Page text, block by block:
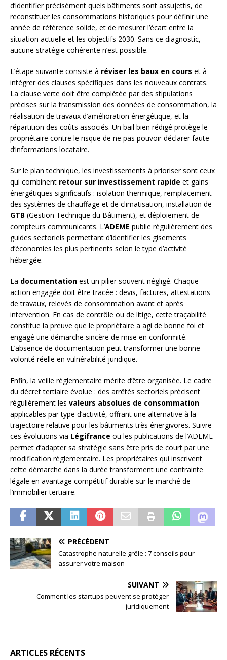
d’identifier précisément quels bâtiments sont assujettis, de
reconstituer les consommations historiques pour définir une
année de référence solide, et de mesurer l’écart entre la
situation actuelle et les objectifs 2030. Sans ce diagnostic,
aucune stratégie cohérente n’est possible.
L’étape suivante consiste à réviser les baux en cours et à
intégrer des clauses spécifiques dans les nouveaux contrats.
La clause verte doit être complétée par des stipulations
précises sur la transmission des données de consommation, la
réalisation de travaux d’amélioration énergétique, et la
répartition des coûts associés. Un bail bien rédigé protège le
propriétaire contre le risque de ne pas pouvoir déclarer faute
d’informations locataire.
Sur le plan technique, les investissements à prioriser sont ceux
qui combinent retour sur investissement rapide et gains
énergétiques significatifs : isolation thermique, remplacement
des systèmes de chauffage et de climatisation, installation de
GTB (Gestion Technique du Bâtiment), et déploiement de
compteurs communicants. L’ADEME publie régulièrement des
guides sectoriels permettant d’identifier les gisements
d’économies les plus pertinents selon le type d’activité
hébergée.
La documentation est un pilier souvent négligé. Chaque
action engagée doit être tracée : devis, factures, attestations
de travaux, relevés de consommation avant et après
intervention. En cas de contrôle ou de litige, cette traçabilité
constitue la preuve que le propriétaire a agi de bonne foi et
engagé une démarche sincère de mise en conformité.
L’absence de documentation peut transformer une bonne
volonté réelle en vulnérabilité juridique.
Enfin, la veille réglementaire mérite d’être organisée. Le cadre
du décret tertiaire évolue : des arrêtés sectoriels précisent
régulièrement les valeurs absolues de consommation
applicables par type d’activité, offrant une alternative à la
trajectoire relative pour les bâtiments très énergivores. Suivre
ces évolutions via Légifrance ou les publications de l’ADEME
permet d’adapter sa stratégie sans être pris de court par une
modification réglementaire. Les propriétaires qui inscrivent
cette démarche dans la durée transforment une contrainte
légale en avantage compétitif durable sur le marché de
l’immobilier tertiaire.
PRÉCÉDENT
Catastrophe naturelle grêle : 7 conseils pour
assurer votre maison
SUIVANT
Comment les startups peuvent se protéger
juridiquement
ARTICLES RÉCENTS